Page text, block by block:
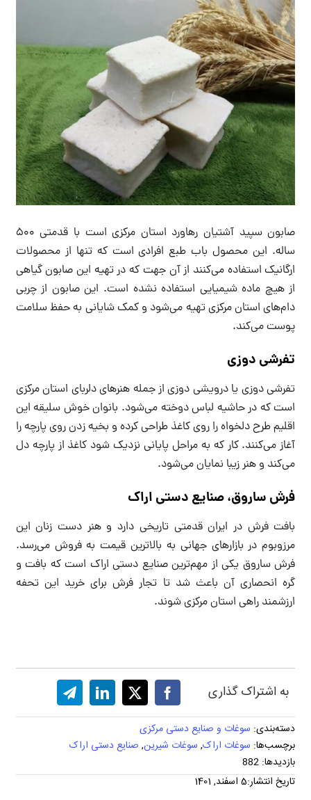
صابون سپید آشتیان رهاورد استان مرکزی است با قدمتی ۵۰۰
ساله. این محصول باب طبع افرادی است که تنها از محصولات
ارگانیک استفاده می‌کنند از آن جهت که در تهیه این صابون گیاهی
از هیچ ماده شیمیایی استفاده نشده است. این صابون از چربی
دام‌های استان مرکزی تهیه می‌شود و کمک شایانی به حفظ سلامت
پوست می‌کند.
تفرشی دوزی
تفرشی دوزی یا درویشی دوزی از جمله هنرهای دلربای استان مرکزی
است که در حاشیه لباس دوخته می‌شود. بانوان خوش سلیقه این
اقلیم طرح دلخواه را روی کاغذ طراحی کرده و بخیه زدن روی پارچه را
آغاز می‌کنند. کار که به مراحل پایانی نزدیک شود کاغذ از پارچه دل
می‌کند و هنر زیبا نمایان می‌شود.
فرش ساروق، صنایع دستی اراک
بافت فرش در ایران قدمتی تاریخی دارد و هنر دست زنان این
مرزوبوم در بازارهای جهانی به بالاترین قیمت به فروش می‌رسد.
فرش ساروق یکی از مهم‌ترین صنایع دستی اراک است که بافت و
گره انحصاری آن باعث شد تا تجار فرش برای خرید این تحفه
ارزشمند راهی استان مرکزی شوند.
به اشتراک گذاری
دسته‌بندی: سوغات و صنایع دستی مرکزی
برچسب‌ها: سوغات اراک, سوغات شیرین, صنایع دستی اراک
بازدیدها: 882
تاریخ انتشار:5 اسفند, 1401